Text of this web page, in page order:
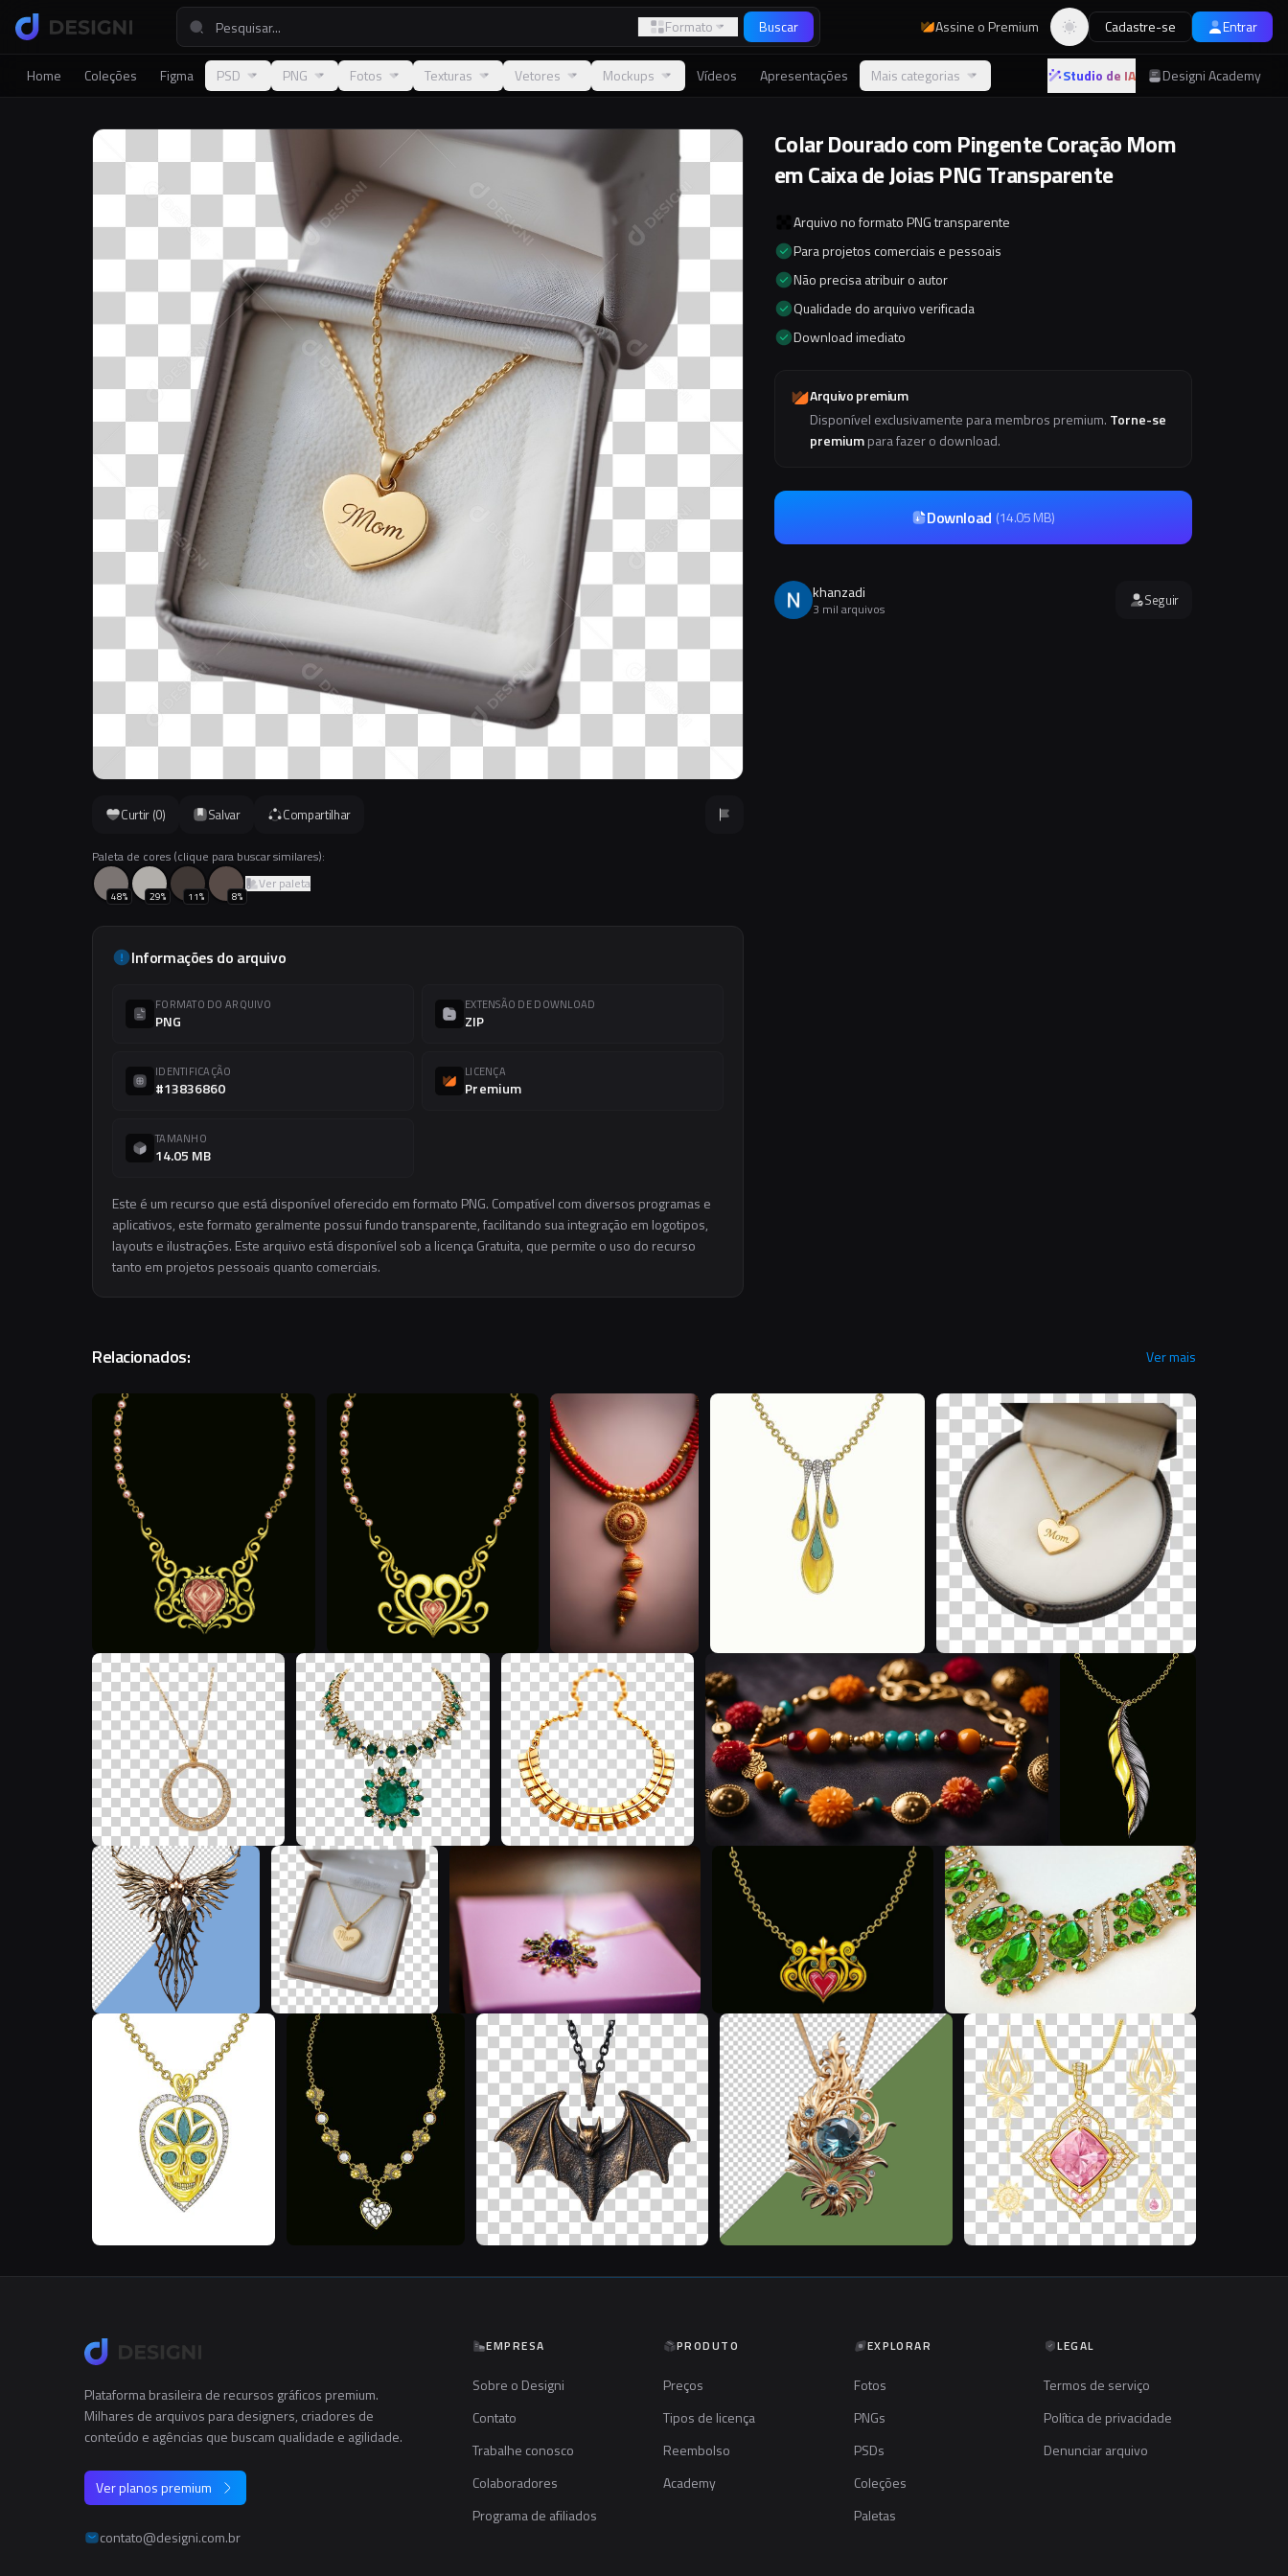
Formato Buscar Assine o Premium Alternar tema
Cadastre-se Entrar
Home Coleções Figma PSD PNG Fotos Texturas Vetores Mockups Vídeos Apresentações Mais categorias Studio de IA Designi Academy
Curtir (0) Salvar Compartilhar
Paleta de cores (clique para buscar similares):
48% 29% 11% 8%
Ver paleta
Informações do arquivo
FORMATO DO ARQUIVO
PNG
EXTENSÃO DE DOWNLOAD
ZIP
IDENTIFICAÇÃO
#13836860
LICENÇA
Premium
TAMANHO
14.05 MB
Este é um recurso que está disponível oferecido em formato PNG. Compatível com diversos programas e
aplicativos, este formato geralmente possui fundo transparente, facilitando sua integração em logotipos,
layouts e ilustrações. Este arquivo está disponível sob a licença Gratuita, que permite o uso do recurso
tanto em projetos pessoais quanto comerciais.
Colar Dourado com Pingente Coração Mom
em Caixa de Joias PNG Transparente
Arquivo no formato PNG transparente
Para projetos comerciais e pessoais
Não precisa atribuir o autor
Qualidade do arquivo verificada
Download imediato
Arquivo premium
Disponível exclusivamente para membros premium. Torne-se
premiumpara fazer o download.
Download (14.05 MB)
khanzadi
3 mil arquivos Seguir
Relacionados: Ver mais
J K
K B S O
U K J I
J S H K
Plataforma brasileira de recursos gráficos premium.
Milhares de arquivos para designers, criadores de
conteúdo e agências que buscam qualidade e agilidade.
Ver planos premium
contato@designi.com.br
EMPRESA
Sobre o Designi
Contato
Trabalhe conosco
Colaboradores
Programa de afiliados
PRODUTO
Preços
Tipos de licença
Reembolso
Academy
EXPLORAR
Fotos
PNGs
PSDs
Coleções
Paletas
LEGAL
Termos de serviço
Política de privacidade
Denunciar arquivo